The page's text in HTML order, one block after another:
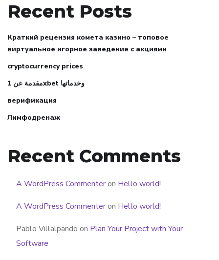
Recent Posts
Краткий рецензия комета казино – топовое
виртуальное игорное заведение с акциями
cryptocurrency prices
مقدمة عن 1xbet وخدماتها
верификация
Лимфодренаж
Recent Comments
A WordPress Commenteron Hello world!
A WordPress Commenteron Hello world!
Pablo Villalpando on Plan Your Project with Your
Software